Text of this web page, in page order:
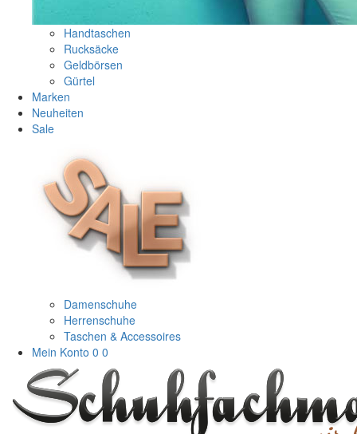
Handtaschen
Rucksäcke
Geldbörsen
Gürtel
Marken
Neuheiten
Sale
Damenschuhe
Herrenschuhe
Taschen & Accessoires
Mein Konto 0 0